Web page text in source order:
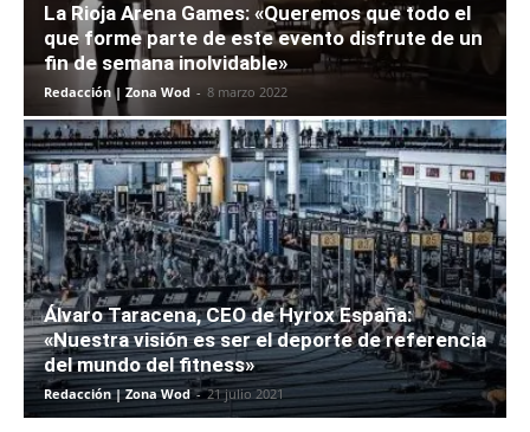
La Rioja Arena Games: «Queremos que todo el
que forme parte de este evento disfrute de un
fin de semana inolvidable»
Redacción | Zona Wod - 8 marzo 2022
Álvaro Taracena, CEO de Hyrox España:
«Nuestra visión es ser el deporte de referencia
del mundo del fitness»
Redacción | Zona Wod - 21 julio 2021